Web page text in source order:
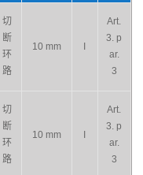
切
断
环
路
10 mm
Art.
3. p
ar.
3
切
断
环
路
10 mm
Art.
3. p
ar.
3